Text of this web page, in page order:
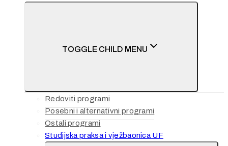
TOGGLE CHILD MENU
Redoviti programi
Posebni i alternativni programi
Ostali programi
Studijska praksa i vježbaonica UF